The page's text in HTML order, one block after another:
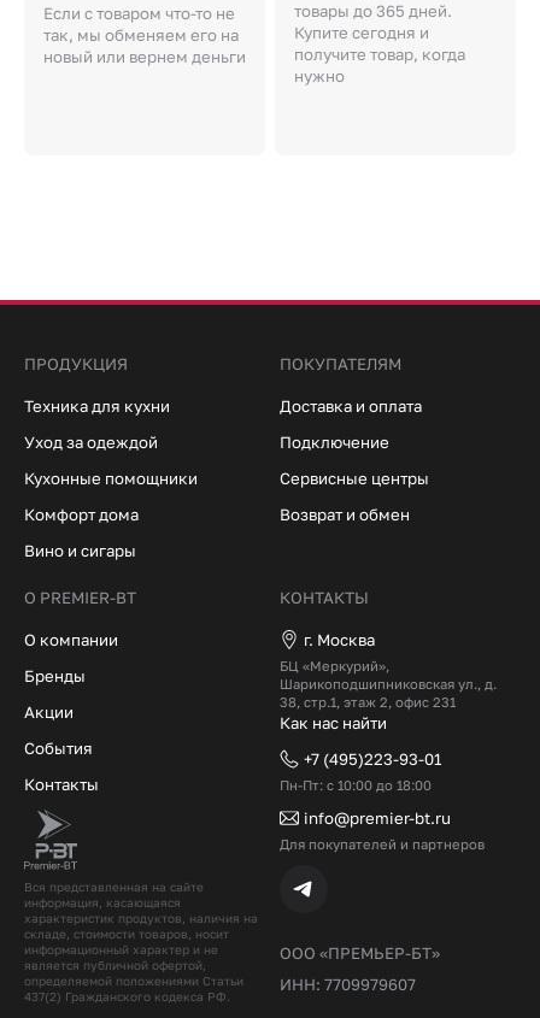
Если с товаром что-то не
так, мы обменяем его на
новый или вернем деньги
товары до 365 дней.
Купите сегодня и
получите товар, когда
нужно
Вся представленная на сайте
информация, касающаяся
характеристик продуктов, наличия на
складе, стоимости товаров, носит
информационный характер и не
является публичной офертой,
определяемой положениями Статьи
437(2) Гражданского кодекcа РФ.
ООО «ПРЕМЬЕР-БТ»
ИНН: 7709979607
ПРОДУКЦИЯ
Техника для кухни
Уход за одеждой
Кухонные помощники
Комфорт дома
Вино и сигары
ПОКУПАТЕЛЯМ
Доставка и оплата
Подключение
Сервисные центры
Возврат и обмен
О PREMIER-BT
О компании
Бренды
Акции
События
Контакты
КОНТАКТЫ
г. Москва
БЦ «Меркурий»,
Шарикоподшипниковская ул., д.
38, стр.1, этаж 2, офис 231
Как нас найти
+7 (495)223-93-01
Пн-Пт: с 10:00 до 18:00
info@premier-bt.ru
Для покупателей и партнеров